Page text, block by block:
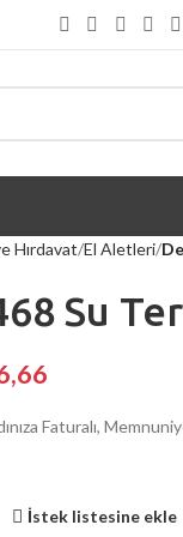
Hırdavat El Aletleri
Su
Faturalı,
İstek listesine ekle